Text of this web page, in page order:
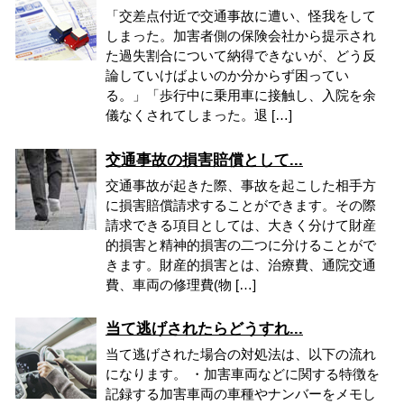
「交差点付近で交通事故に遭い、怪我をして
しまった。加害者側の保険会社から提示され
た過失割合について納得できないが、どう反
論していけばよいのか分からず困ってい
る。」「歩行中に乗用車に接触し、入院を余
儀なくされてしまった。退 […]
交通事故の損害賠償として...
交通事故が起きた際、事故を起こした相手方
に損害賠償請求することができます。その際
請求できる項目としては、大きく分けて財産
的損害と精神的損害の二つに分けることがで
きます。財産的損害とは、治療費、通院交通
費、車両の修理費(物 […]
当て逃げされたらどうすれ...
当て逃げされた場合の対処法は、以下の流れ
になります。 ・加害車両などに関する特徴を
記録する加害車両の車種やナンバーをメモし